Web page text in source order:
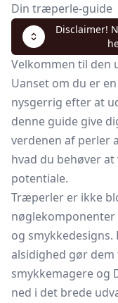
Din træperle-guide
Disclaimer!
Velkommen til den
Uanset om du er
nysgerrig efter at
denne guide give
verdenen af perler
hvad du behøver
potentiale.
Træperler er ikke
og
alsidighed gør
smykkemagere og
ned i det brede